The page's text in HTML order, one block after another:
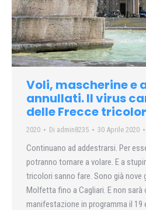
Voli, mascherine e
annullati. Il virus
delle Frecce
2020 Di admin8235 30 Aprile 2020
Continuano ad addestrarsi. Per
potranno tornare a volare. E a
tricolori sanno fare. Sono già nove
Molfetta fino a Cagliari. E non sarà
manifestazione in programma il 19